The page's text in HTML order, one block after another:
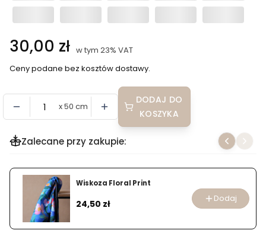
Cena
30,00 zł w tym 23% VAT
w tym 23% VAT
Ceny podane bez kosztów dostawy.
x 50 cm
DODAJ DO
KOSZYKA
Zalecane przy zakupie:
Wiskoza Floral Print
Cena
24,50 zł Dodaj